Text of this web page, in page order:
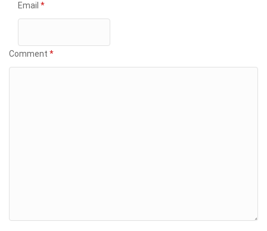
Email *
Comment *